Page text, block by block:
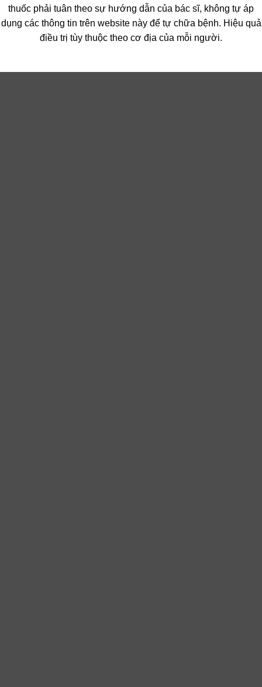
thuốc phải tuân theo sự hướng dẫn của bác sĩ, không tự áp
dụng các thông tin trên website này để tự chữa bệnh. Hiệu quả
điều trị tùy thuộc theo cơ địa của mỗi người.